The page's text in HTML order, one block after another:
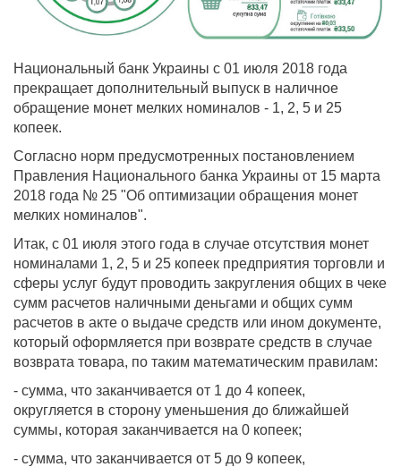
Национальный банк Украины с 01 июля 2018 года
прекращает дополнительный выпуск в наличное
обращение монет мелких номиналов - 1, 2, 5 и 25
копеек.
Согласно норм предусмотренных постановлением
Правления Национального банка Украины от 15 марта
2018 года № 25 "Об оптимизации обращения монет
мелких номиналов".
Итак, с 01 июля этого года в случае отсутствия монет
номиналами 1, 2, 5 и 25 копеек предприятия торговли и
сферы услуг будут проводить закругления общих в чеке
сумм расчетов наличными деньгами и общих сумм
расчетов в акте о выдаче средств или ином документе,
который оформляется при возврате средств в случае
возврата товара, по таким математическим правилам:
- сумма, что заканчивается от 1 до 4 копеек,
округляется в сторону уменьшения до ближайшей
суммы, которая заканчивается на 0 копеек;
- сумма, что заканчивается от 5 до 9 копеек,